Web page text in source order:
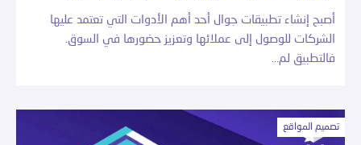
أصبح إنشاء تطبيقات جوال أحد أهم الأدوات التي تعتمد عليها
الشركات للوصول إلى عملائها وتعزيز حضورها في السوق.
فالتطبيق لم…
تصميم المواقع